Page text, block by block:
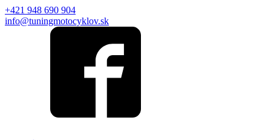
+421 948 690 904
info@tuningmotocyklov.sk